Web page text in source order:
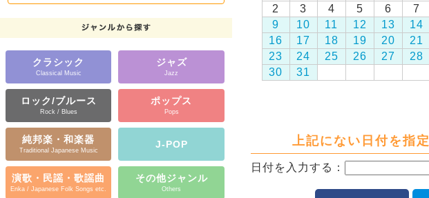
クラシック
Classical Music
ジャズ
Jazz
ロック/ブルース
Rock / Blues
ポップス
Pops
純邦楽・和楽器
Traditional Japanese Music
J-POP
演歌・民謡・歌謡曲
Enka / Japanese Folk Songs etc.
その他ジャンル
Others
2
3 4 5 6 7
9
10 11 12 13 14
16
17 18 19 20 21
23
24 25 26 27 28
30
31
上記にない日付を指定
日付を入力する：